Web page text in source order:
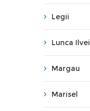
Legii
Lunca Ilvei
Margau
Marisel